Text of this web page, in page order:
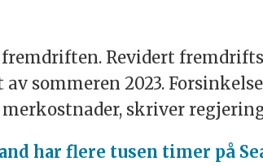
Revidert
sommeren 2023.
skriver
har flere tusen timer på